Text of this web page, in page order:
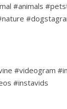
#animals
#videogram
#instavids